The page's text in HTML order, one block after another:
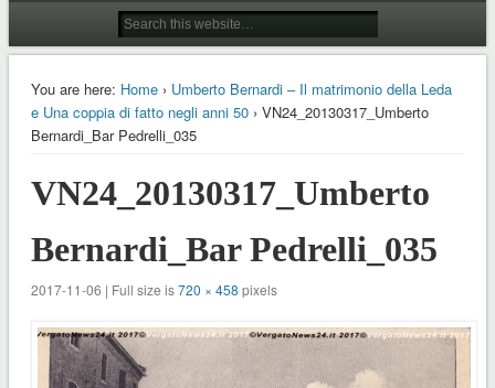
You are here: Home› Umberto Bernardi – Il matrimonio della Leda
e Una coppia di fatto negli anni 50› VN24_20130317_Umberto
Bernardi_Bar Pedrelli_035
VN24_20130317_Umberto
Bernardi_Bar Pedrelli_035
2017-11-06 | Full size is720 × 458 pixels